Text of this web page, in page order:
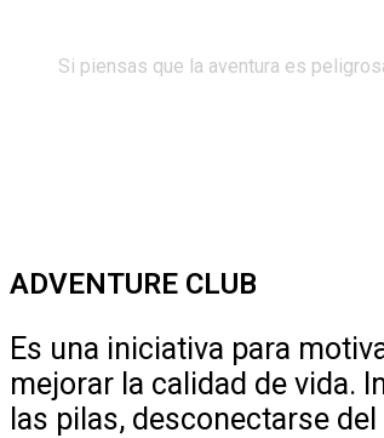
Si piensas que la aventura es
ADVENTURE CLUB
Es una iniciativa para
mejorar la calidad de vida.
las pilas, desconectarse